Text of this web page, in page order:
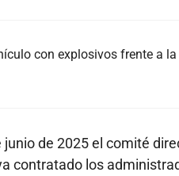
con explosivos frente a
junio de 2025 el comité
contratado los